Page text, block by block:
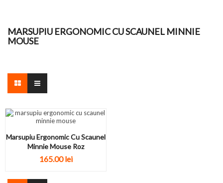
MARSUPIU ERGONOMIC CU SCAUNEL MINNIE
MOUSE
Marsupiu Ergonomic Cu Scaunel
Minnie Mouse Roz
165.00 lei